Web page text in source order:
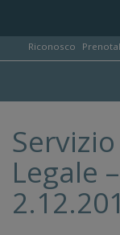
Riconosco
Legale